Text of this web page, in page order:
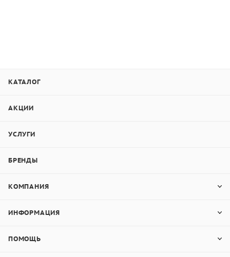
КАТАЛОГ
АКЦИИ
УСЛУГИ
БРЕНДЫ
КОМПАНИЯ
ИНФОРМАЦИЯ
ПОМОЩЬ